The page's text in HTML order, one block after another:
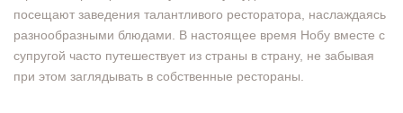
посещают заведения талантливого ресторатора, наслаждаясь
разнообразными блюдами. В настоящее время Нобу вместе с
супругой часто путешествует из страны в страну, не забывая
при этом заглядывать в собственные рестораны.